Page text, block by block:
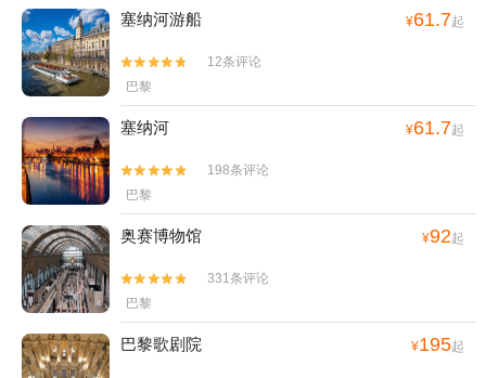
塞纳河游船 ¥61.7起


12条评论
巴黎
塞纳河 ¥61.7起


198条评论
巴黎
奥赛博物馆 ¥92起


331条评论
巴黎
巴黎歌剧院 ¥195起